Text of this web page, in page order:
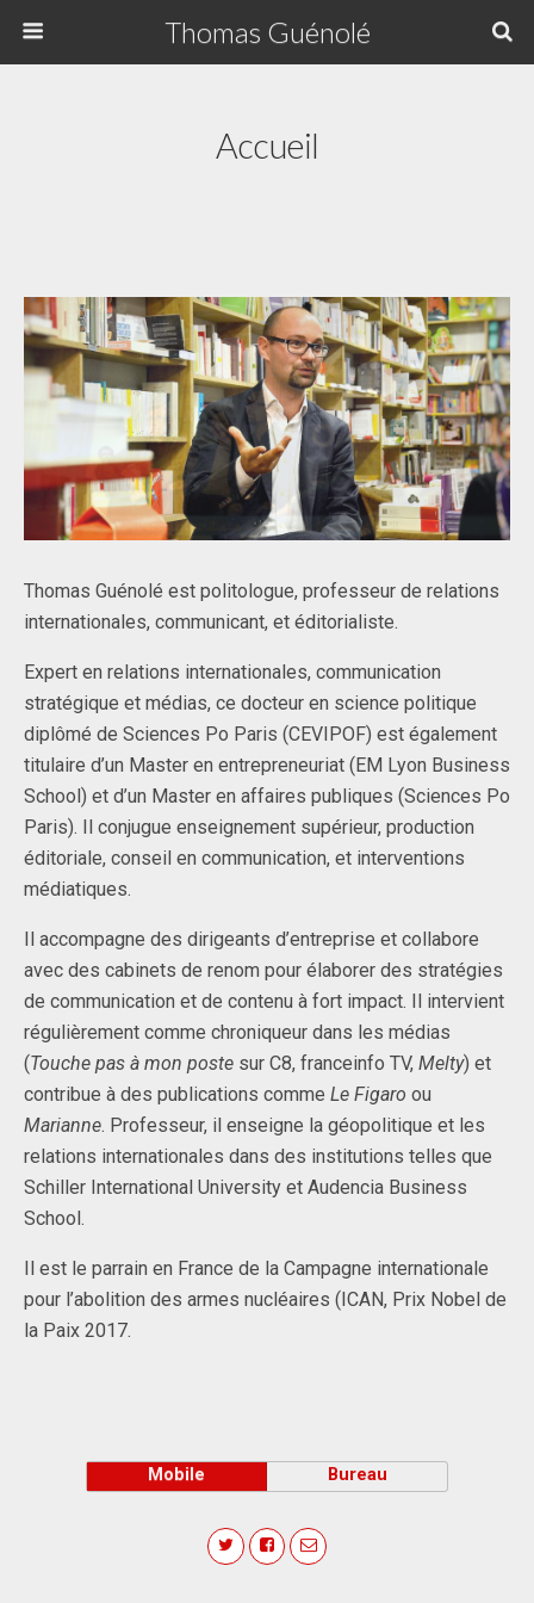
Thomas Guénolé
Accueil
Thomas Guénolé est politologue, professeur de relations
internationales, communicant, et éditorialiste.
Expert en relations internationales, communication
stratégique et médias, ce docteur en science politique
diplômé de Sciences Po Paris (CEVIPOF) est également
titulaire d’un Master en entrepreneuriat (EM Lyon Business
School) et d’un Master en affaires publiques (Sciences Po
Paris). Il conjugue enseignement supérieur, production
éditoriale, conseil en communication, et interventions
médiatiques.
Il accompagne des dirigeants d’entreprise et collabore
avec des cabinets de renom pour élaborer des stratégies
de communication et de contenu à fort impact. Il intervient
régulièrement comme chroniqueur dans les médias
(Touche pas à mon poste sur C8, franceinfo TV, Melty) et
contribue à des publications comme Le Figaro ou
Marianne. Professeur, il enseigne la géopolitique et les
relations internationales dans des institutions telles que
Schiller International University et Audencia Business
School.
Il est le parrain en France de la Campagne internationale
pour l’abolition des armes nucléaires (ICAN, Prix Nobel de
la Paix 2017.
Mobile Bureau